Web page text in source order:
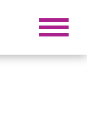
Razpri